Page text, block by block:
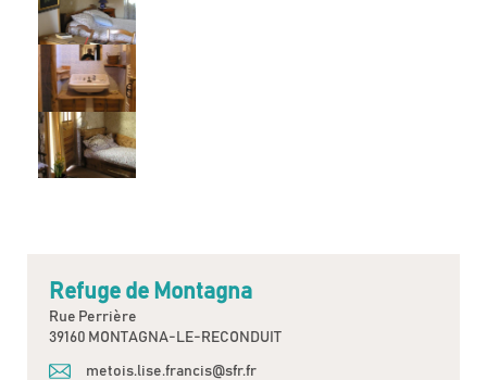
Refuge de Montagna
Rue Perrière
39160 MONTAGNA-LE-RECONDUIT
metois.lise.francis@sfr.fr